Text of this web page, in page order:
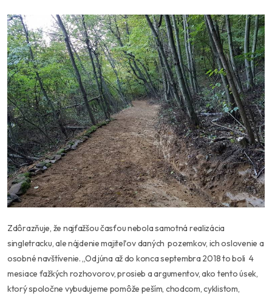
Zdôrazňuje, že najťažšou časťou nebola samotná realizácia
singletracku, ale nájdenie majiteľov daných pozemkov, ich oslovenie a
osobné navštívenie. ,,Od júna až do konca septembra 2018 to boli 4
mesiace ťažkých rozhovorov, prosieb a argumentov, ako tento úsek,
ktorý spoločne vybudujeme pomôže peším, chodcom, cyklistom,